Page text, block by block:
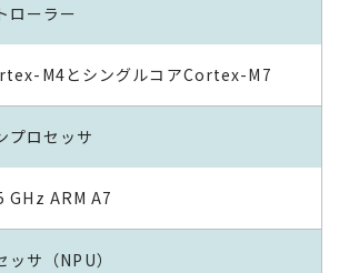
ローラー
M4とシングルコアCortex-M7
プロセッサ
GHz ARM A7
サ（NPU）